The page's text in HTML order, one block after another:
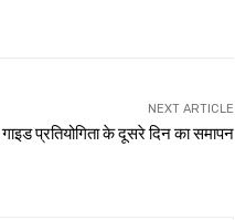
NEXT ARTICLE
प्रतियोगिता के दूसरे दिन का समापन